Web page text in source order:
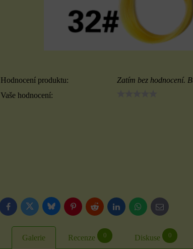
Hodnocení produktu:
Zatím bez hodnocení.
Vaše hodnocení:
FacebookTwitter BlueskyPinterestReddit LinkedInWhatsApp
E-
mail
Galerie Recenze 0 Diskuse 0